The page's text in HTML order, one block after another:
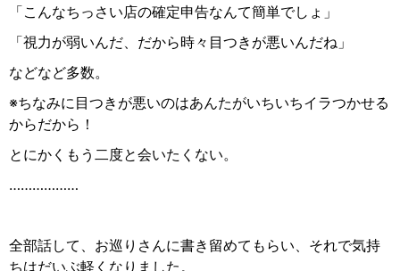
「こんなちっさい店の確定申告なんて簡単でしょ」
「視力が弱いんだ、だから時々目つきが悪いんだね」
などなど多数。
※ちなみに目つきが悪いのはあんたがいちいちイラつかせる
からだから！
とにかくもう二度と会いたくない。
………………
全部話して、お巡りさんに書き留めてもらい、それで気持
ちはだいぶ軽くなりました。